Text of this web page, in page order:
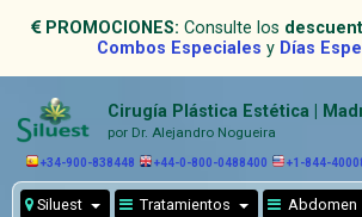
PROMOCIONES: Consulte los
Combos Especiales y Días
Cirugía Plástica Estética |
por Dr. Alejandro Nogueira
+34-900-838448 +44-0-800-0488400 +1-844-
Siluest Tratamientos Abdomen